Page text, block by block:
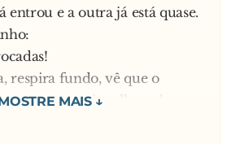
também ao teu
de te ver, beijinhos…
ridícula com aquele corte
entrou e a outra já está quase.
respira fundo, vê que o
e começa a tirar-lhe as botas
dose de esforço e depois